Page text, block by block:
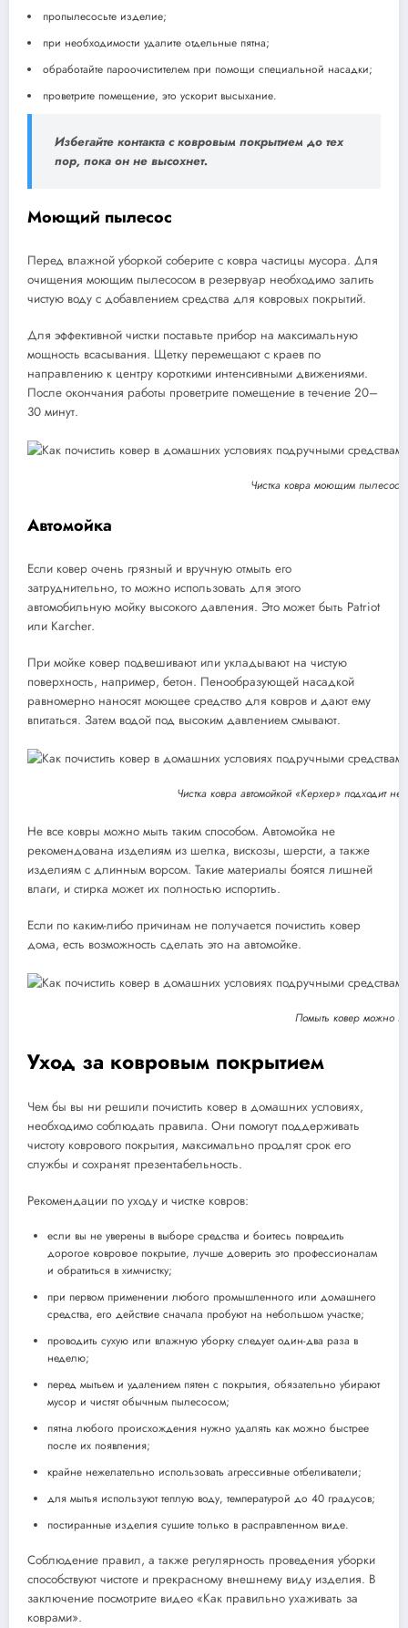
пропылесосьте изделие;
при необходимости удалите отдельные пятна;
обработайте пароочистителем при помощи специальной насадки;
проветрите помещение, это ускорит высыхание.
Избегайте контакта с ковровым покрытием до тех
пор, пока он не высохнет.
Моющий пылесос
Перед влажной уборкой соберите с ковра частицы мусора. Для
очищения моющим пылесосом в резервуар необходимо залить
чистую воду с добавлением средства для ковровых покрытий.
Для эффективной чистки поставьте прибор на максимальную
мощность всасывания. Щетку перемещают с краев по
направлению к центру короткими интенсивными движениями.
После окончания работы проветрите помещение в течение 20–
30 минут.
Чистка ковра моющим
Автомойка
Если ковер очень грязный и вручную отмыть его
затруднительно, то можно использовать для этого
автомобильную мойку высокого давления. Это может быть Patriot
или Karcher.
При мойке ковер подвешивают или укладывают на чистую
поверхность, например, бетон. Пенообразующей насадкой
равномерно наносят моющее средство для ковров и дают ему
впитаться. Затем водой под высоким давлением смывают.
Чистка ковра автомойкой «Керхер» подходит
Не все ковры можно мыть таким способом. Автомойка не
рекомендована изделиям из шелка, вискозы, шерсти, а также
изделиям с длинным ворсом. Такие материалы боятся лишней
влаги, и стирка может их полностью испортить.
Если по каким-либо причинам не получается почистить ковер
дома, есть возможность сделать это на автомойке.
Помыть ковер можно
Уход за ковровым покрытием
Чем бы вы ни решили почистить ковер в домашних условиях,
необходимо соблюдать правила. Они помогут поддерживать
чистоту коврового покрытия, максимально продлят срок его
службы и сохранят презентабельность.
Рекомендации по уходу и чистке ковров:
если вы не уверены в выборе средства и боитесь повредить
дорогое ковровое покрытие, лучше доверить это профессионалам
и обратиться в химчистку;
при первом применении любого промышленного или домашнего
средства, его действие сначала пробуют на небольшом участке;
проводить сухую или влажную уборку следует один-два раза в
неделю;
перед мытьем и удалением пятен с покрытия, обязательно убирают
мусор и чистят обычным пылесосом;
пятна любого происхождения нужно удалять как можно быстрее
после их появления;
крайне нежелательно использовать агрессивные отбеливатели;
для мытья используют теплую воду, температурой до 40 градусов;
постиранные изделия сушите только в расправленном виде.
Соблюдение правил, а также регулярность проведения уборки
способствуют чистоте и прекрасному внешнему виду изделия. В
заключение посмотрите видео «Как правильно ухаживать за
коврами».